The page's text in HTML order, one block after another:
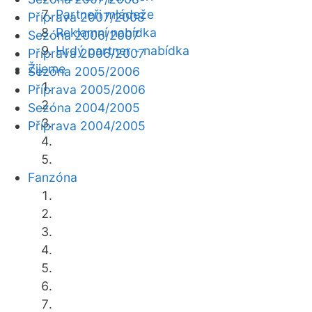
Partneři mládeže
Reklamní nabídka
Hrdý partner - nabídka
Žijeme
Fanzóna
Příprava 2007/2008
Sezóna 2006/2007
Příprava 2006/2007
Sezóna 2005/2006
Příprava 2005/2006
Sezóna 2004/2005
Příprava 2004/2005